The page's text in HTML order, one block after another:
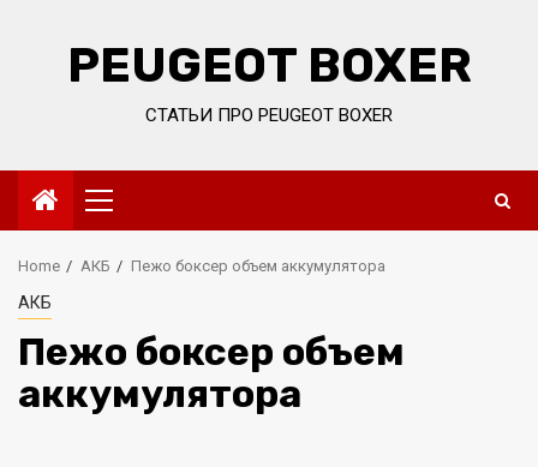
PEUGEOT BOXER
СТАТЬИ ПРО PEUGEOT BOXER
Primary
Menu
Home АКБ Пежо боксер объем аккумулятора
АКБ
Пежо боксер объем
аккумулятора